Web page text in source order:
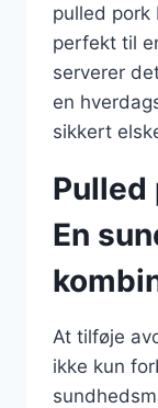
pulled pork
perfekt til
serverer
en
sikkert
Pulled
En
At tilføje
ikke kun